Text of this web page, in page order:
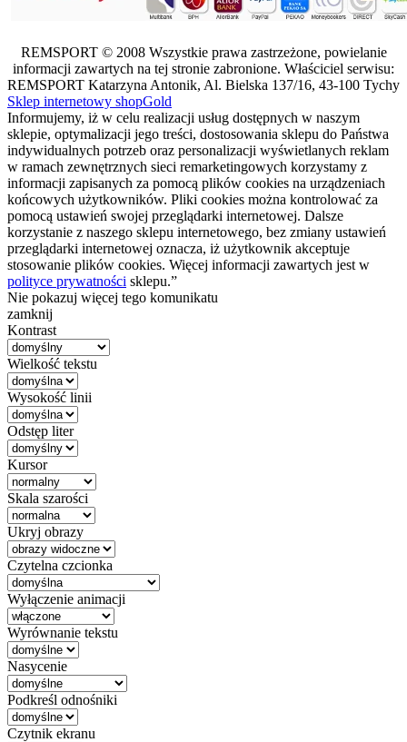
REMSPORT © 2008 Wszystkie prawa zastrzeżone, powielanie
informacji zawartych na tej stronie zabronione. Właściciel serwisu:
REMSPORT Katarzyna Antonik, Al. Bielska 137/16, 43-100 Tychy
Sklep internetowy shopGold
Informujemy, iż w celu realizacji usług dostępnych w naszym
sklepie, optymalizacji jego treści, dostosowania sklepu do Państwa
indywidualnych potrzeb oraz personalizacji wyświetlanych reklam
w ramach zewnętrznych sieci remarketingowych korzystamy z
informacji zapisanych za pomocą plików cookies na urządzeniach
końcowych użytkowników. Pliki cookies można kontrolować za
pomocą ustawień swojej przeglądarki internetowej. Dalsze
korzystanie z naszego sklepu internetowego, bez zmiany ustawień
przeglądarki internetowej oznacza, iż użytkownik akceptuje
stosowanie plików cookies. Więcej informacji zawartych jest w
polityce prywatności sklepu.”
Nie pokazuj więcej tego komunikatu
zamknij
Kontrast
Wielkość tekstu
Wysokość linii
Odstęp liter
Kursor
Skala szarości
Ukryj obrazy
Czytelna czcionka
Wyłączenie animacji
Wyrównanie tekstu
Nasycenie
Podkreśl odnośniki
Czytnik ekranu